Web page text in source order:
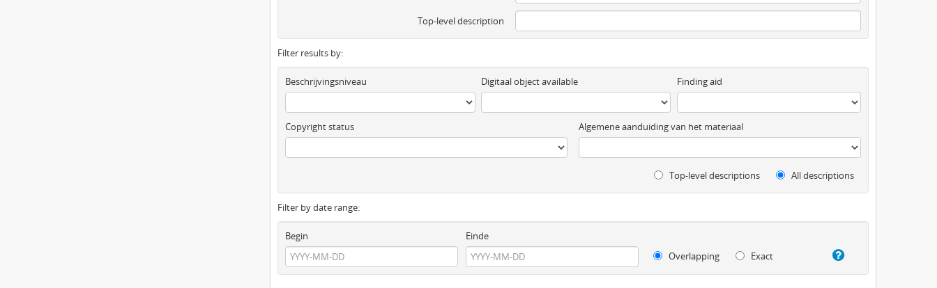
Top-level description
Filter results by:
Beschrijvingsniveau Digitaal object available Finding aid
Copyright status Algemene aanduiding van het materiaal
Top-level descriptions All descriptions
Filter by date range:
Begin
Einde
Overlapping
Exact